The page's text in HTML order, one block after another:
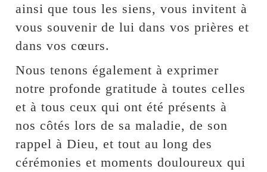
ainsi que tous les siens, vous invitent à
vous souvenir de lui dans vos prières et
dans vos cœurs.
Nous tenons également à exprimer
notre profonde gratitude à toutes celles
et à tous ceux qui ont été présents à
nos côtés lors de sa maladie, de son
rappel à Dieu, et tout au long des
cérémonies et moments douloureux qui